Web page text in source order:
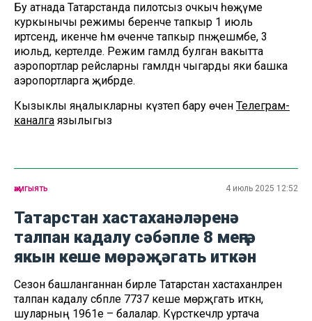
Бу атнада Татарстанда пилотсыз очкыч һөҗүме
куркынычы режимы беренче тапкыр 1 июль
иртәсендә, икенче һәм өченче тапкыр пәнҗешәмбе, 3
июльдә, кертелде. Режим гамәлдә булган вакытта
аэропортлар рейсларны гамәлдән чыгарды яки башка
аэропортларга җибәрде.
Кызыклы яңалыкларны күзәтеп бару өчен Телеграм-
каналга язылыгыз
җәмгыять 4 июль 2025 12:52
Татарстан хастаханәләренә
талпан кадалу сәбәпле 8 меңгә
якын кеше мөрәҗәгать иткән
Сезон башланганнан бирле Татарстан хастаханәләренә
талпан кадалу сәбәпле 7737 кеше мөрәҗәгать иткән,
шуларның 1961е – балалар. Күрсәткечләр уртача